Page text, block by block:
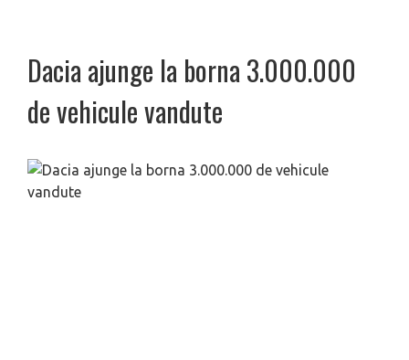
Dacia ajunge la borna 3.000.000
de vehicule vandute